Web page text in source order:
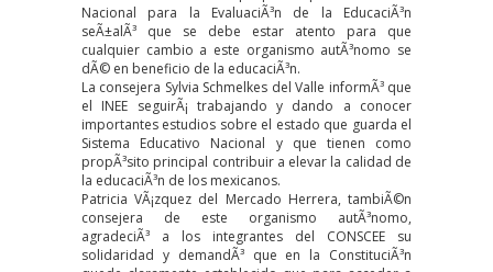
Nacional para la EvaluaciÃ³n de la EducaciÃ³n
seÃ±alÃ³ que se debe estar atento para que
cualquier cambio a este organismo autÃ³nomo se
dÃ© en beneficio de la educaciÃ³n.
La consejera Sylvia Schmelkes del Valle informÃ³ que
el INEE seguirÃ¡ trabajando y dando a conocer
importantes estudios sobre el estado que guarda el
Sistema Educativo Nacional y que tienen como
propÃ³sito principal contribuir a elevar la calidad de
la educaciÃ³n de los mexicanos.
Patricia VÃ¡zquez del Mercado Herrera, tambiÃ©n
consejera de este organismo autÃ³nomo,
agradeciÃ³ a los integrantes del CONSCEE su
solidaridad y demandÃ³ que en la ConstituciÃ³n